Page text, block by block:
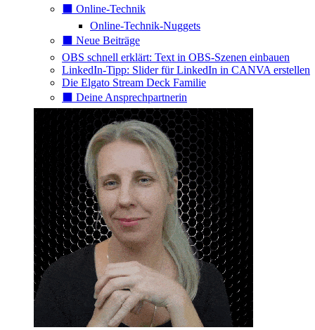
⬛️ Online-Technik
Online-Technik-Nuggets
⬛️ Neue Beiträge
OBS schnell erklärt: Text in OBS-Szenen einbauen
LinkedIn-Tipp: Slider für LinkedIn in CANVA erstellen
Die Elgato Stream Deck Familie
⬛️ Deine Ansprechpartnerin